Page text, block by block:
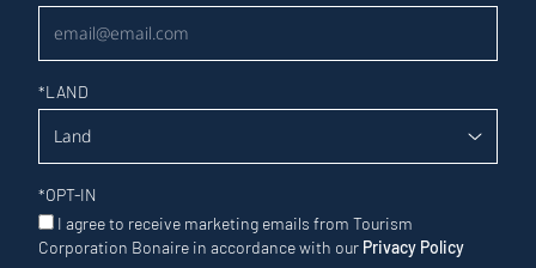
*LAND
*OPT-IN
I agree to receive marketing emails from Tourism
Corporation Bonaire in accordance with our Privacy Policy